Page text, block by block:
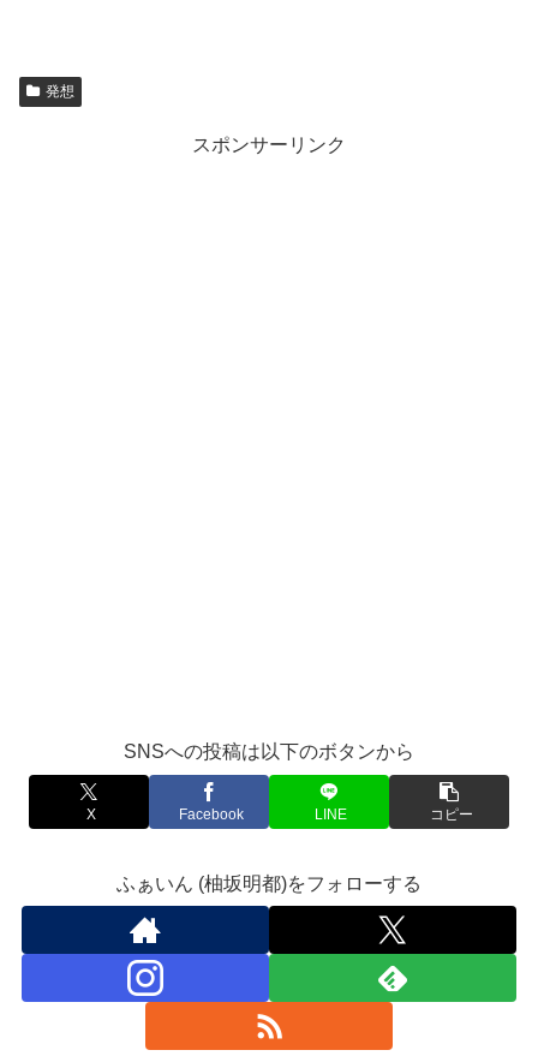
発想
スポンサーリンク
SNSへの投稿は以下のボタンから
X Facebook LINE コピー
ふぁいん (柚坂明都)をフォローする